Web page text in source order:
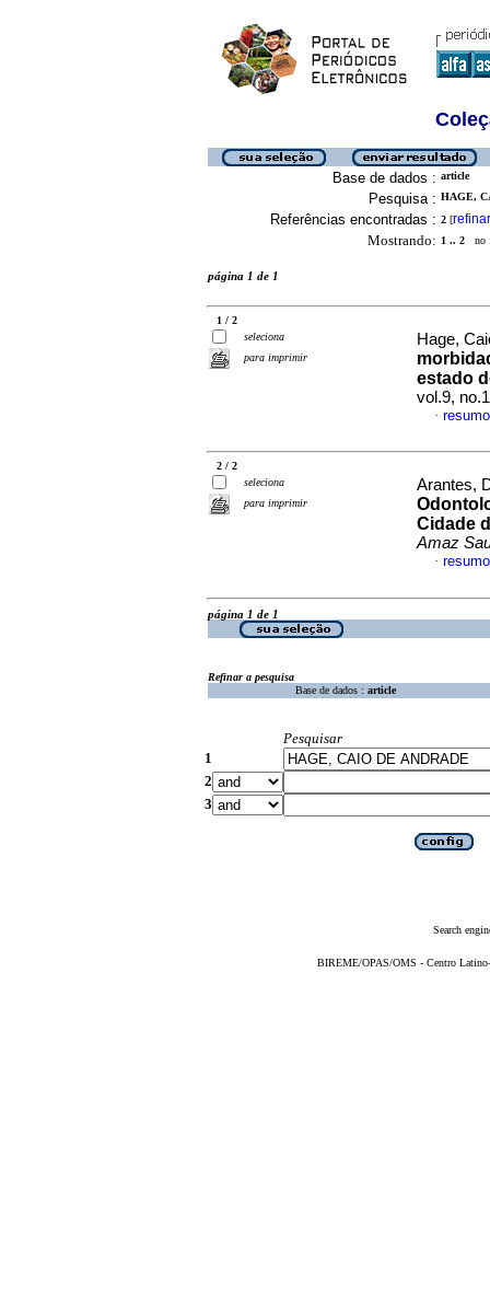
Base de dados : article
Pesquisa : HAGE,
Referências encontradas : 2 [refinar
Mostrando: 1 .. 2 no
página 1 de 1
1 / 2
seleciona
para imprimir
Hage,
estado
vol.9,
·
2 / 2
seleciona
para imprimir
Arantes,
Cidade
Amaz
·
página 1 de 1
Refinar a pesquisa
Base de dados : article
Pesquisar
1
2
3
Search
BIREME/OPAS/OMS - Centro Latino-